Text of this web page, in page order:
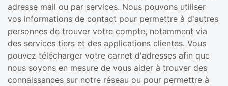
adresse mail ou par services. Nous pouvons utiliser
vos informations de contact pour permettre à d'autres
personnes de trouver votre compte, notamment via
des services tiers et des applications clientes. Vous
pouvez télécharger votre carnet d'adresses afin que
nous soyons en mesure de vous aider à trouver des
connaissances sur notre réseau ou pour permettre à